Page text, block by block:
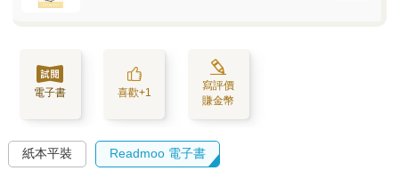
電子書 喜歡+1
寫評價
賺金幣
紙本平裝 Readmoo 電子書